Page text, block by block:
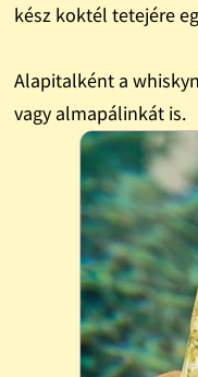
kész koktél tetejére
Alapitalként a
vagy almapálinkát is.